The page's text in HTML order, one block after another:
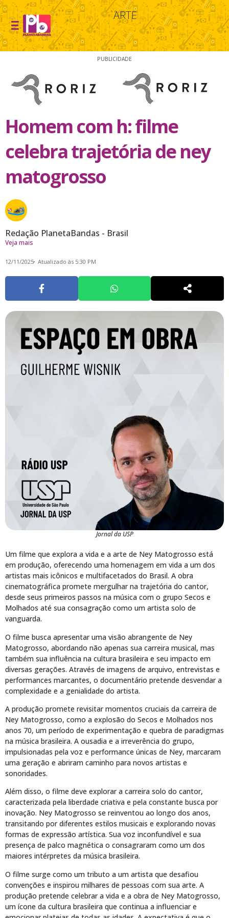
ARTE
PUBLICIDADE
Homem com h: filme
celebra trajetória de ney
matogrosso
Redação PlanetaBandas - Brasil
Veja mais
12/11/2025 Atualizado às 5:30 PM
Jornal da USP
Um filme que explora a vida e a arte de Ney Matogrosso está
em produção, oferecendo uma homenagem em vida a um dos
artistas mais icônicos e multifacetados do Brasil. A obra
cinematográfica promete mergulhar na trajetória do cantor,
desde seus primeiros passos na música com o grupo Secos e
Molhados até sua consagração como um artista solo de
vanguarda.
O filme busca apresentar uma visão abrangente de Ney
Matogrosso, abordando não apenas sua carreira musical, mas
também sua influência na cultura brasileira e seu impacto em
diversas gerações. Através de imagens de arquivo, entrevistas e
performances marcantes, o documentário pretende desvendar a
complexidade e a genialidade do artista.
A produção promete revisitar momentos cruciais da carreira de
Ney Matogrosso, como a explosão do Secos e Molhados nos
anos 70, um período de experimentação e quebra de paradigmas
na música brasileira. A ousadia e a irreverência do grupo,
impulsionadas pela voz e performance únicas de Ney, marcaram
uma geração e abriram caminho para novos artistas e
sonoridades.
Além disso, o filme deve explorar a carreira solo do cantor,
caracterizada pela liberdade criativa e pela constante busca por
inovação. Ney Matogrosso se reinventou ao longo dos anos,
transitando por diferentes estilos musicais e explorando novas
formas de expressão artística. Sua voz inconfundível e sua
presença de palco magnética o consagraram como um dos
maiores intérpretes da música brasileira.
O filme surge como um tributo a um artista que desafiou
convenções e inspirou milhares de pessoas com sua arte. A
produção pretende celebrar a vida e a obra de Ney Matogrosso,
um ícone da cultura brasileira que continua a influenciar e